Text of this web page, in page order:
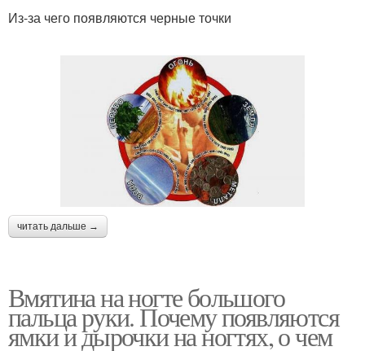
Из-за чего появляются черные точки
читать дальше →
Вмятина на ногте большого
пальца руки. Почему появляются
ямки и дырочки на ногтях, о чем